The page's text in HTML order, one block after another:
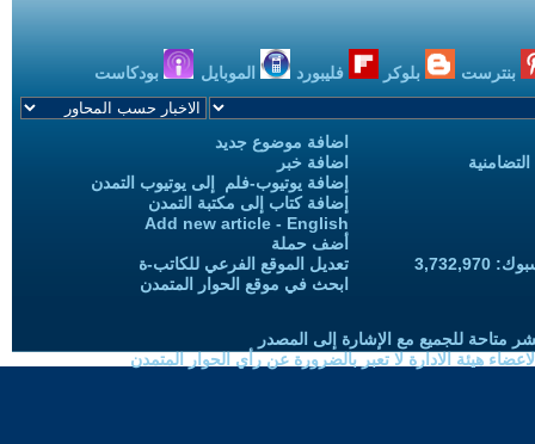
بنترست بلوكر فليبورد الموبايل بودكاست
اضافة موضوع جديد
اضافة خبر
إضافة يوتيوب-فلم إلى يوتيوب التمدن
إضافة كتاب إلى مكتبة التمدن
Add new article - English
أضف حملة
تعديل الموقع الفرعي للكاتب-ة
ابحث في موقع الحوار المتمدن
متاحة للجميع مع الإشارة إلى المصدر
هيئة الادارة لا تعبر بالضرورة عن رأي الحوار المتمدن